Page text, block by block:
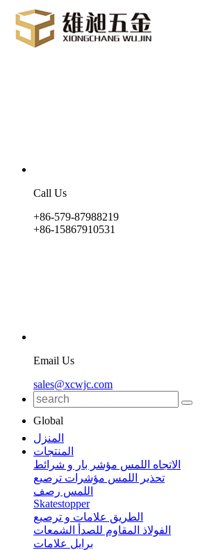
Call Us
+86-579-87988219
+86-15867910531
Email Us
sales@xcwjc.com
Global
المنزل
المنتجات
الاتجاه اللمس مؤشر بار و شرائط
تحذير اللمس مؤشرات ترصيع
اللمس رصف
Skatestopper
الطريق علامات و ترصيع
الفولاذ المقاوم للصدأ الشمعات
برايل علامات